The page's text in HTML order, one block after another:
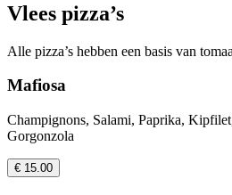
Vlees pizza’s
Alle pizza’s hebben een basis van
Mafiosa
Champignons, Salami, Paprika,
Gorgonzola
€ 15.00